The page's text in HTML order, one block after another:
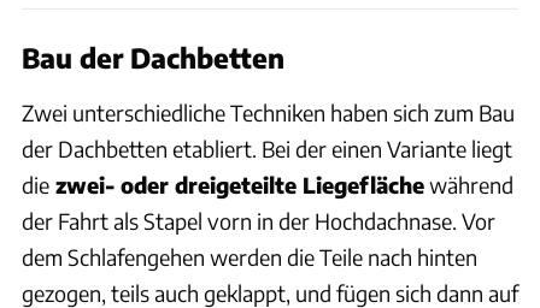
Bau der Dachbetten
Zwei unterschiedliche Techniken haben sich zum Bau
der Dachbetten etabliert. Bei der einen Variante liegt
die zwei- oder dreigeteilte Liegeflächewährend
der Fahrt als Stapel vorn in der Hochdachnase. Vor
dem Schlafengehen werden die Teile nach hinten
gezogen, teils auch geklappt, und fügen sich dann auf